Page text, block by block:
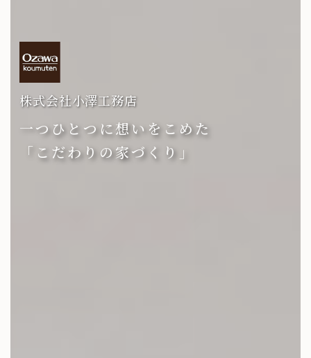
株式会社小澤工務店
一つひとつに想いをこめた
「こだわりの家づくり」